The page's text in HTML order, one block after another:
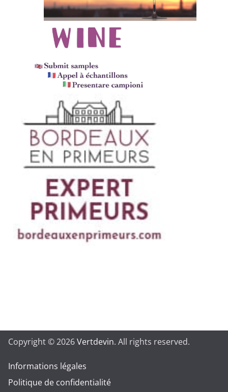
Copyright © 2026Vertdevin. All rights reserved.
Informations légales
Politique de confidentialité